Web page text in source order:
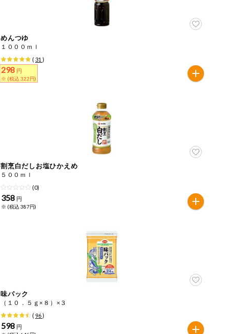
めんつゆ
１０００ｍｌ
(31 )
298 円
※ (税込 322円)
割烹白だしお塩ひかえめ
５００ｍｌ
(0)
358 円
※ (税込 387円)
味パック
（１０．５ｇ×８）×３
( 96)
598 円